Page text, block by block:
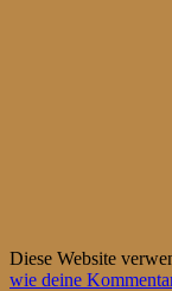
Diese Website
wie deine